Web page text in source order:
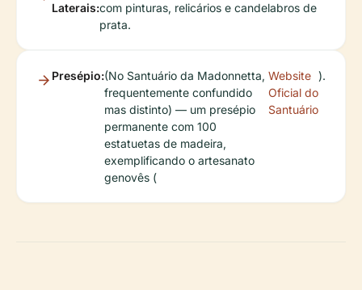
Laterais:com pinturas, relicários e candelabros de
prata.
Presépio:(No Santuário da Madonnetta,
frequentemente confundido
mas distinto) — um presépio
permanente com 100
estatuetas de madeira,
exemplificando o artesanato
genovês (
Website
Oficial do
Santuário
).